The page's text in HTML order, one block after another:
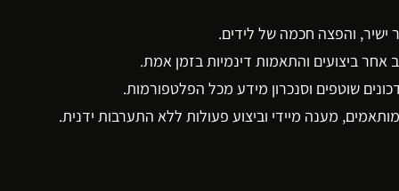
אחר ביצועים והתאמות דינמיות בזמן אמת.
שוטפים וסנכרון מידע מכל הפלטפורמות.
מענה מיידי וביצוע פעולות ללא התערבות ידנית.